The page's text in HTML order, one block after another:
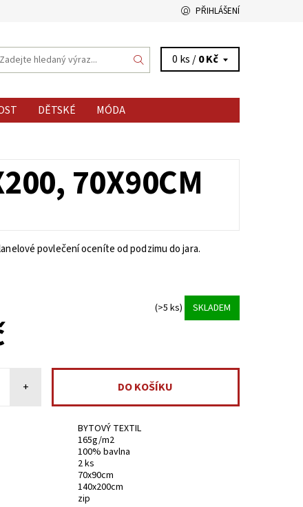
PŘIHLÁŠENÍ
0 ks /0 Kč
DĚTSKÉ
MÓDA
70X90CM
povlečení oceníte od podzimu do jara.
(>5 ks) SKLADEM
+
BYTOVÝ TEXTIL
165g/m2
100% bavlna
2 ks
70x90cm
140x200cm
zip